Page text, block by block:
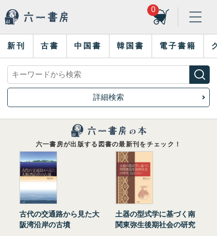
0
新刊 古書 中国書 韓国書 電子書籍
詳細検索
六一書房が出版する図書の最新刊をチェック！
古代の交通路から見た大
阪湾沿岸の古墳
土器の型式学に基づく南
関東弥生後期社会の研究